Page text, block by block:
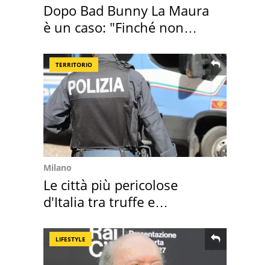
Dopo Bad Bunny La Maura
è un caso: "Finché non
TERRITORIO
Milano
Le città più pericolose
d'Italia tra truffe e
LIFESTYLE